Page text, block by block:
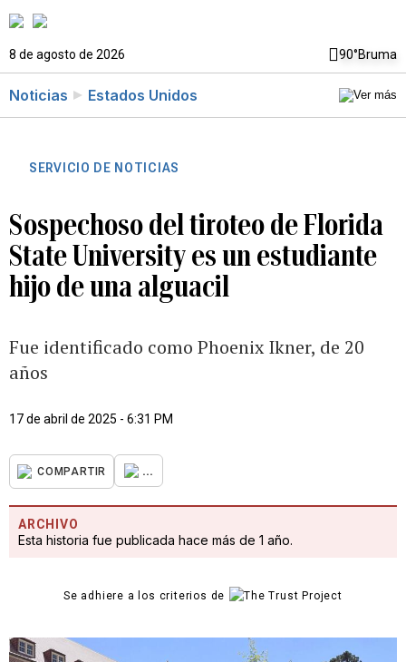
8 de agosto de 2026 90°Bruma
Noticias Estados Unidos
SERVICIO DE NOTICIAS
Sospechoso del tiroteo de Florida
State University es un estudiante
hijo de una alguacil
Fue identificado como Phoenix Ikner, de 20
años
17 de abril de 2025 - 6:31 PM
COMPARTIR ...
ARCHIVO
Esta historia fue publicada hace más de 1 año.
Se adhiere a los criterios de